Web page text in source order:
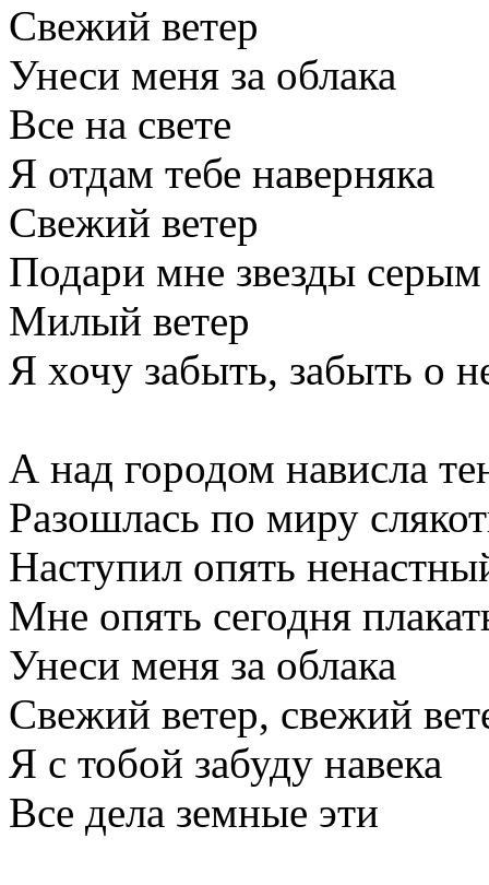
Свежий ветер
Унеси меня за облака
Все на свете
Я отдам тебе наверняка
Свежий ветер
Подари мне звезды
Милый ветер
Я хочу забыть, забыть о
А над городом нависла
Разошлась по миру
Наступил опять
Мне опять сегодня
Унеси меня за облака
Свежий ветер, свежий
Я с тобой забуду навека
Все дела земные эти